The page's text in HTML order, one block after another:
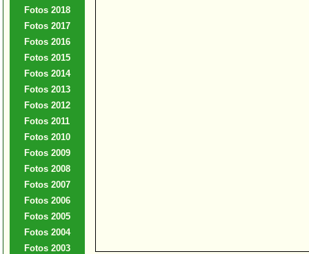
Fotos 2018
Fotos 2017
Fotos 2016
Fotos 2015
Fotos 2014
Fotos 2013
Fotos 2012
Fotos 2011
Fotos 2010
Fotos 2009
Fotos 2008
Fotos 2007
Fotos 2006
Fotos 2005
Fotos 2004
Fotos 2003